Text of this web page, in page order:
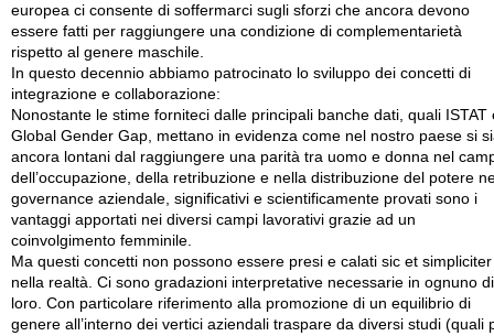
europea ci consente di soffermarci sugli sforzi che ancora devono
essere fatti per raggiungere una condizione di complementarietà
rispetto al genere maschile.
In questo decennio abbiamo patrocinato lo sviluppo dei concetti di
integrazione e collaborazione:
Nonostante le stime forniteci dalle principali banche dati, quali ISTAT
Global Gender Gap, mettano in evidenza come nel nostro paese si
ancora lontani dal raggiungere una parità tra uomo e donna nel
dell’occupazione, della retribuzione e nella distribuzione del potere
governance aziendale, significativi e scientificamente provati sono i
vantaggi apportati nei diversi campi lavorativi grazie ad un
coinvolgimento femminile.
Ma questi concetti non possono essere presi e calati sic et simpliciter
nella realtà. Ci sono gradazioni interpretative necessarie in ognuno di
loro. Con particolare riferimento alla promozione di un equilibrio di
genere all’interno dei vertici aziendali traspare da diversi studi (quali